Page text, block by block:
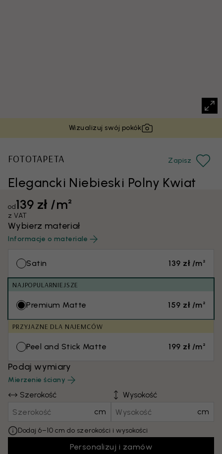
Wizualizuj swój pokók
Elegancki Niebieski Polny Kwiat
FOTOTAPETA Zapisz
od139 zł /m²
z VAT
Wybierz materiał
Informacje o materiale
Satin 139 zł /m²
NAJPOPULARNIEJSZE
Premium Matte 159 zł /m²
PRZYJAZNE DLA NAJEMCÓW
Peel and Stick Matte 199 zł /m²
Podaj wymiary
Mierzenie ściany
Szerokość
cm
Wysokość
cm
Dodaj 6–10 cm do szerokości i wysokości
Personalizuj i zamów